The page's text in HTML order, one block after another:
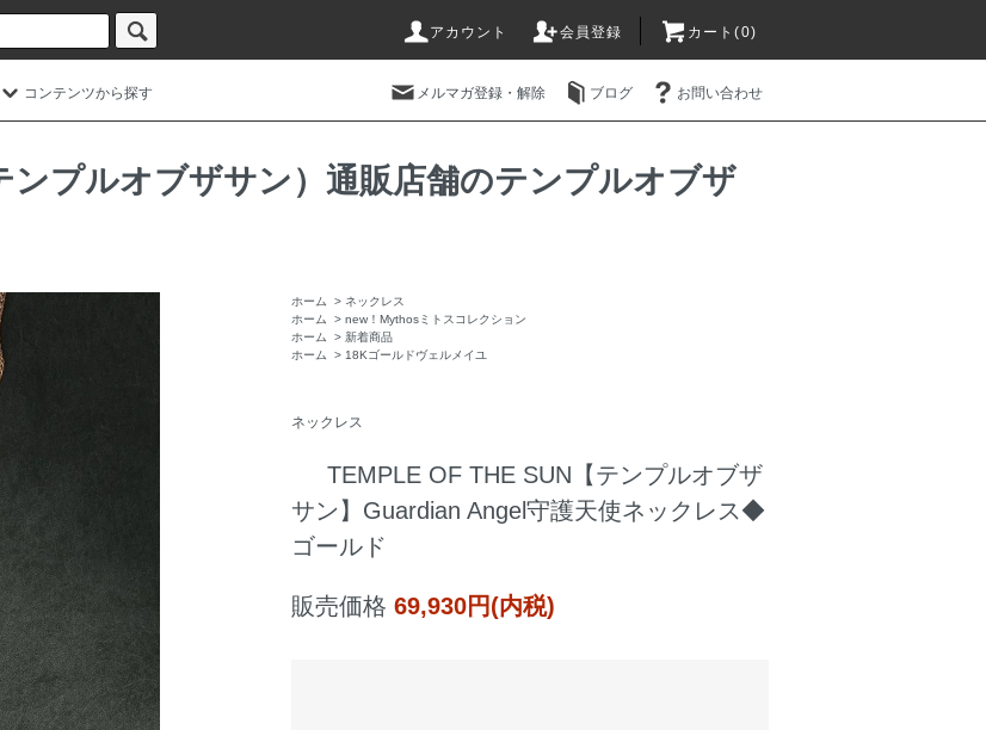
アカウント 会員登録 カート(0)
コンテンツから探す メルマガ登録・解除 ブログ お問い合わせ
ンプルオブザサン）通販店舗のテンプルオブザ
ホーム > ネックレス
ホーム
> new！Mythosミトスコレクション
ホーム
> 新着商品
ホーム
> 18Kゴールドヴェルメイユ
ネックレス
TEMPLE OF THE SUN【テンプルオブザ
サン】Guardian Angel守護天使ネックレス◆
ゴールド
販売価格 69,930円(内税)